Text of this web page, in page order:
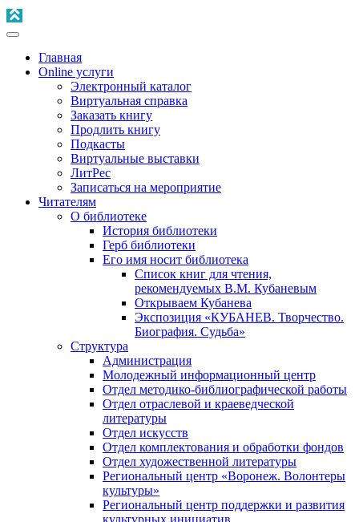
Главная
Online услуги
Электронный каталог
Виртуальная справка
Заказать книгу
Продлить книгу
Подкасты
Виртуальные выставки
ЛитРес
Записаться на мероприятие
Читателям
О библиотеке
История библиотеки
Герб библиотеки
Его имя носит библиотека
Список книг для чтения,
рекомендуемых В.М. Кубаневым
Открываем Кубанева
Экспозиция «КУБАНЕВ. Творчество.
Биография. Судьба»
Структура
Администрация
Молодежный информационный центр
Отдел методико-библиографической работы
Отдел отраслевой и краеведческой
литературы
Отдел искусств
Отдел комплектования и обработки фондов
Отдел художественной литературы
Региональный центр «Воронеж. Волонтеры
культуры»
Региональный центр поддержки и развития
культурных инициатив